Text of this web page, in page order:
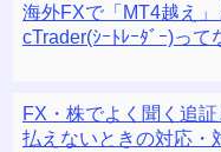
海外FXで「MT4越え
cTrader(ｼｰﾄﾚｰﾀﾞｰ)って
FX・株でよく聞く追
払えないときの対応・